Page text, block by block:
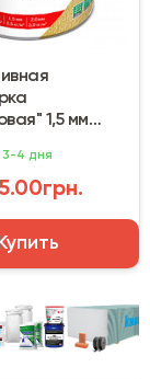
1,5 мм
4 дня
Купить